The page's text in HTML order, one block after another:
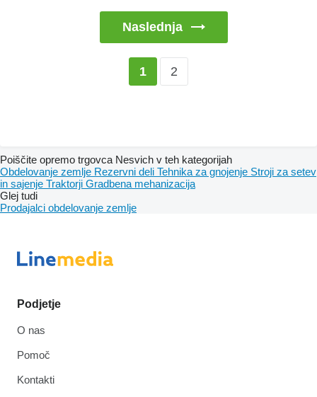
Naslednja
1 2
Poiščite opremo trgovca Nesvich v teh kategorijah
Obdelovanje zemlje Rezervni deli Tehnika za gnojenje Stroji za setev
in sajenje Traktorji Gradbena mehanizacija
Glej tudi
Prodajalci obdelovanje zemlje
Podjetje
O nas
Pomoč
Kontakti